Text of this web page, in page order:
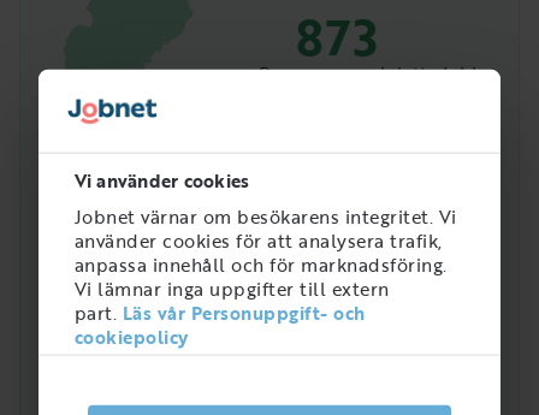
Vi använder cookies
Jobnet värnar om besökarens integritet. Vi
använder cookies för att analysera trafik,
anpassa innehåll och för marknadsföring.
Vi lämnar inga uppgifter till extern
part. Läs vår Personuppgift- och
cookiepolicy
873
Personer med detta jobb